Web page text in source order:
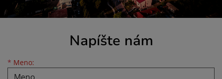
Napíšte nám
* Meno:
Meno
Priezvisko
E-mailová adresa